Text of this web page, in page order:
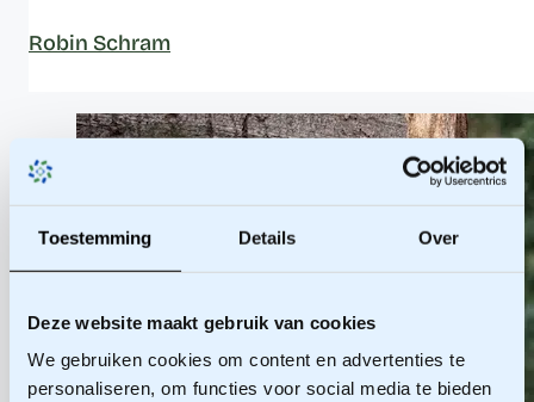
Toestemming Details Over
Deze website maakt gebruik van cookies
We gebruiken cookies om content en advertenties te
personaliseren, om functies voor social media te bieden
Robin Schram